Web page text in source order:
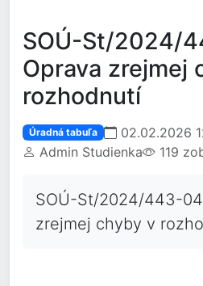
SOÚ-St/2024/
Oprava zrejmej
rozhodnutí
Úradná tabuľa
02.02.2026
Admin Studienka
119
SOÚ-St/2024/443-
zrejmej chyby v